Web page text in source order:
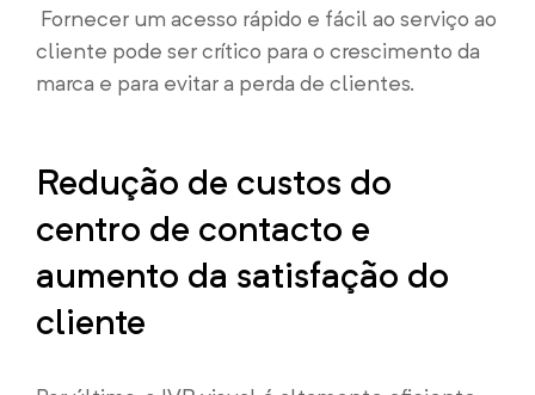
Fornecer um acesso rápido e fácil ao serviço ao
cliente pode ser crítico para o crescimento da
marca e para evitar a perda de clientes.
Redução de custos do
centro de contacto e
aumento da satisfação do
cliente